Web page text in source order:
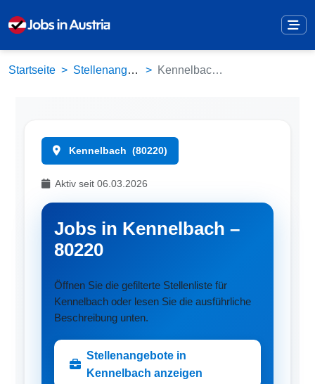
Startseite Stellenangebote Kennelbach (80220)
Kennelbach (80220)
Aktiv seit 06.03.2026
Jobs in Kennelbach –
80220
Öffnen Sie die gefilterte Stellenliste für
Kennelbach oder lesen Sie die ausführliche
Beschreibung unten.
Stellenangebote in
Kennelbach anzeigen